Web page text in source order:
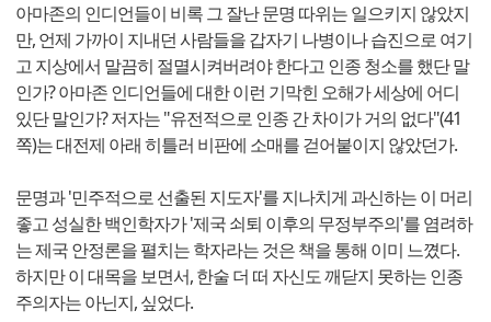
아마존의 인디언들이 비록 그 잘난 문명 따위는 일으키지 않았지
만, 언제 가까이 지내던 사람들을 갑자기 나병이나 습진으로 여기
고 지상에서 말끔히 절멸시켜버려야 한다고 인종 청소를 했단 말
인가? 아마존 인디언들에 대한 이런 기막힌 오해가 세상에 어디
있단 말인가? 저자는 "유전적으로 인종 간 차이가 거의 없다"(41
쪽)는 대전제 아래 히틀러 비판에 소매를 걷어붙이지 않았던가.
문명과 '민주적으로 선출된 지도자'를 지나치게 과신하는 이 머리
좋고 성실한 백인학자가 '제국 쇠퇴 이후의 무정부주의'를 염려하
는 제국 안정론을 펼치는 학자라는 것은 책을 통해 이미 느꼈다.
하지만 이 대목을 보면서, 한술 더 떠 자신도 깨닫지 못하는 인종
주의자는 아닌지, 싶었다.